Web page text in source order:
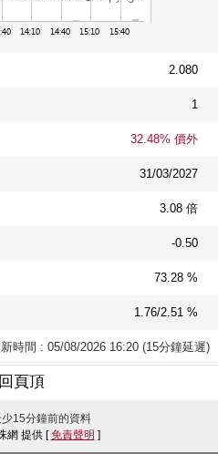
2.080
1
32.48% 價外
31/03/2027
3.08 倍
-0.50
73.28 %
1.76/2.51 %
時間 : 05/08/2026 16:20 (15分鐘延遲)
頁頂
15分鐘前的資料
網 提供 [免責聲明 ]